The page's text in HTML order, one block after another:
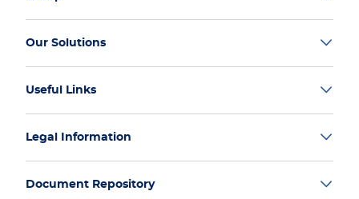
Our Solutions
Useful Links
Legal Information
Document Repository